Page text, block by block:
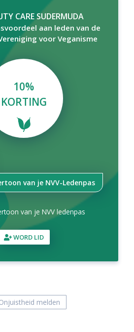
CARE SUDERMUDA
aan leden van de
voor Veganisme
10%
KORTING
van je NVV-Ledenpas
van je NVV ledenpas
WORD LID
melden